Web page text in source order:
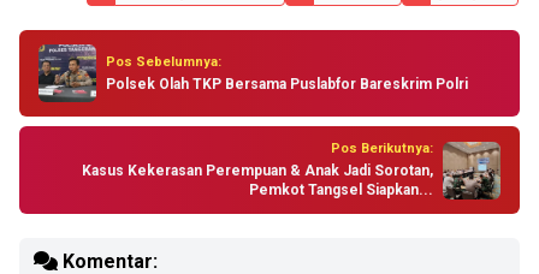
Pos Sebelumnya:
Polsek Olah TKP Bersama Puslabfor Bareskrim Polri
Pos Berikutnya:
Kasus Kekerasan Perempuan & Anak Jadi Sorotan,
Pemkot Tangsel Siapkan...
Komentar: